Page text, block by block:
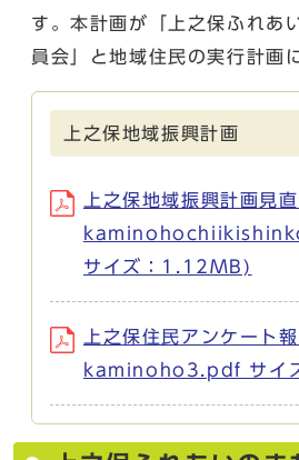
す。本計画が「上之保ふれあ
員会」と地域住民の実行計画
上之保地域振興計画
上之保地域振興計画見
サイズ：1.12MB)
上之保住民アンケート
kaminoho3.pdf サイ